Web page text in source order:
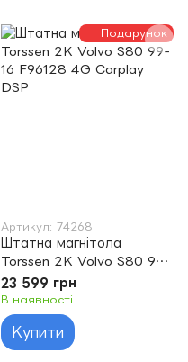
Подарунок
Артикул: 74268
Штатна магнітола
Torssen 2K Volvo S80 99-
16 F96128 4G Carplay
DSP
23 599 грн
В наявності
Купити